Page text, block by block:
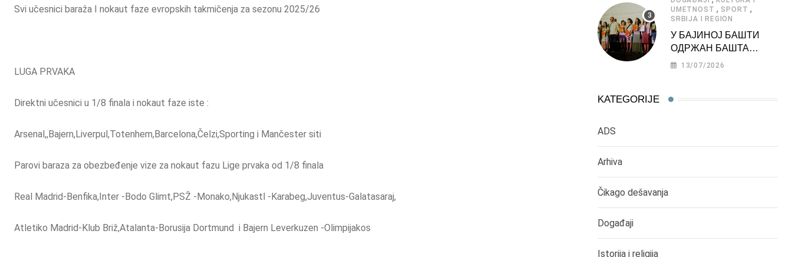
Svi učesnici baraža I nokaut faze evropskih takmičenja za sezonu 2025/26
LUGA PRVAKA
Direktni učesnici u 1/8 finala i nokaut faze iste :
Arsenal,,Bajern,Liverpul,Totenhem,Barcelona,Čelzi,Sporting i Mančester siti
Parovi baraza za obezbeđenje vize za nokaut fazu Lige prvaka od 1/8 finala
Real Madrid-Benfika,Inter -Bodo Glimt,PSŽ -Monako,Njukastl -Karabeg,Juventus-Galatasaraj,
Atletiko Madrid-Klub Briž,Atalanta-Borusija Dortmund i Bajern Leverkuzen -Olimpijakos
UMETNOST , SPORT ,
SRBIJA I REGION
У БАЈИНОЈ БАШТИ
ОДРЖАН БАШТА
ФЕСТ 2026
13/07/2026
KATEGORIJE
ADS
Arhiva
Čikago dešavanja
Događaji
Istorija i religija